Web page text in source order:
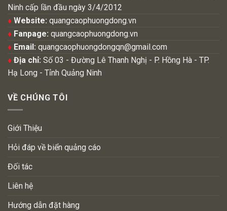
Ninh cấp lần đầu ngày 3/4/2012
♦ Website: quangcaophuongdong.vn
♦ Fanpage: quangcaophuongdong.vn
♦ Email: quangcaophuongdongqn@gmail.com
♦ Địa chỉ: Số 03 - Đường Lê Thanh Nghị - P. Hồng Hà - TP.
Hạ Long - Tỉnh Quảng Ninh
VỀ CHÚNG TÔI
Giới Thiệu
Hỏi đáp về biển quảng cáo
Đối tác
Liên hệ
Hướng dẫn đặt hàng